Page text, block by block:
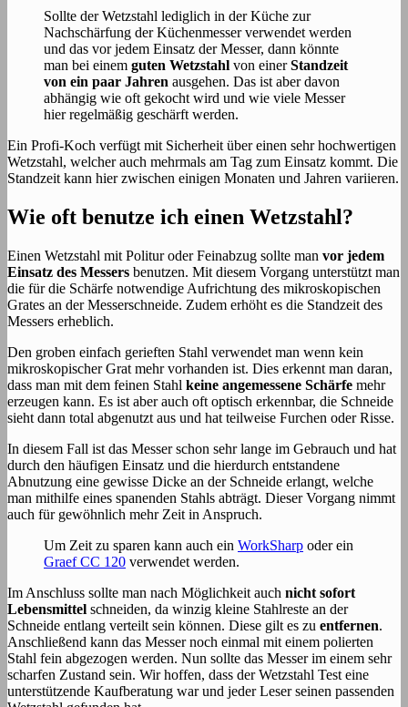
Sollte der Wetzstahl lediglich in der Küche zur
Nachschärfung der Küchenmesser verwendet werden
und das vor jedem Einsatz der Messer, dann könnte
man bei einem guten Wetzstahl von einerStandzeit
von ein paar Jahren ausgehen. Das ist aber davon
abhängig wie oft gekocht wird und wie viele Messer
hier regelmäßig geschärft werden.
Ein Profi-Koch verfügt mit Sicherheit über einen sehr hochwertigen
Wetzstahl, welcher auch mehrmals am Tag zum Einsatz kommt. Die
Standzeit kann hier zwischen einigen Monaten und Jahren variieren.
Wie oft benutze ich einen Wetzstahl?
Einen Wetzstahl mit Politur oder Feinabzug sollte man vor jedem
Einsatz des Messers benutzen. Mit diesem Vorgang unterstützt man
die für die Schärfe notwendige Aufrichtung des mikroskopischen
Grates an der Messerschneide. Zudem erhöht es die Standzeit des
Messers erheblich.
Den groben einfach gerieften Stahl verwendet man wenn kein
mikroskopischer Grat mehr vorhanden ist. Dies erkennt man daran,
dass man mit dem feinen Stahl keine angemessene Schärfe mehr
erzeugen kann. Es ist aber auch oft optisch erkennbar, die Schneide
sieht dann total abgenutzt aus und hat teilweise Furchen oder Risse.
In diesem Fall ist das Messer schon sehr lange im Gebrauch und hat
durch den häufigen Einsatz und die hierdurch entstandene
Abnutzung eine gewisse Dicke an der Schneide erlangt, welche
man mithilfe eines spanenden Stahls abträgt. Dieser Vorgang nimmt
auch für gewöhnlich mehr Zeit in Anspruch.
Um Zeit zu sparen kann auch ein WorkSharp oder ein
Graef CC 120 verwendet werden.
Im Anschluss sollte man nach Möglichkeit auch nicht sofort
Lebensmittel schneiden, da winzig kleine Stahlreste an der
Schneide entlang verteilt sein können. Diese gilt es zu entfernen.
Anschließend kann das Messer noch einmal mit einem polierten
Stahl fein abgezogen werden. Nun sollte das Messer im einem sehr
scharfen Zustand sein. Wir hoffen, dass der Wetzstahl Test eine
unterstützende Kaufberatung war und jeder Leser seinen passenden